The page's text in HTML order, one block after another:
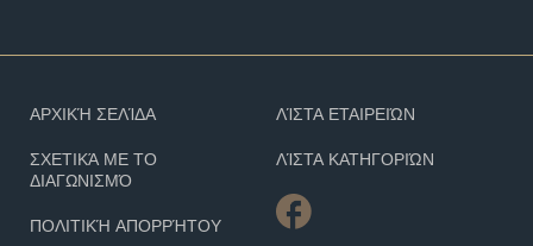
ΑΡΧΙΚΉ ΣΕΛΊΔΑ
ΣΧΕΤΙΚΆ ΜΕ ΤΟ
ΔΙΑΓΩΝΙΣΜΌ
ΠΟΛΙΤΙΚΉ ΑΠΟΡΡΉΤΟΥ
ΛΊΣΤΑ ΕΤΑΙΡΕΙΏΝ
ΛΊΣΤΑ ΚΑΤΗΓΟΡΙΏΝ